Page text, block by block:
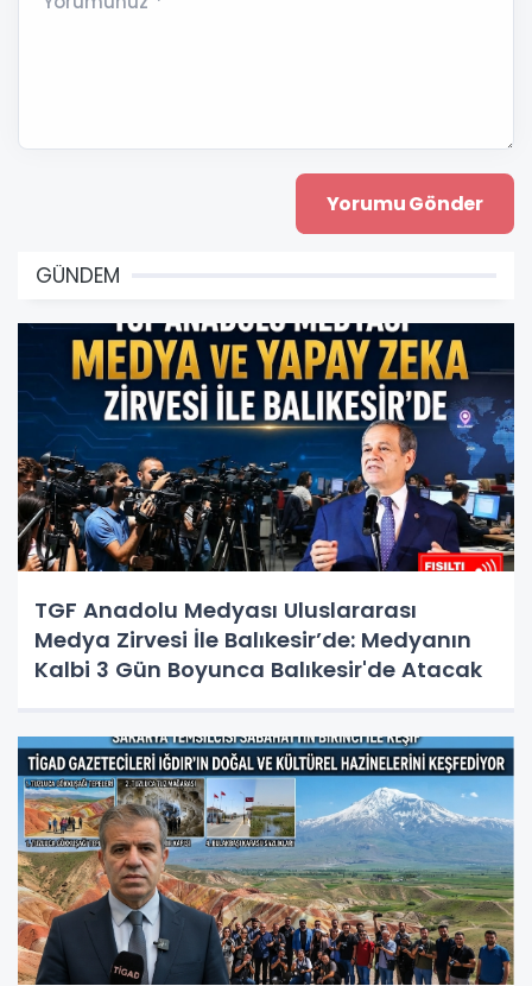
GÜNDEM
TGF Anadolu Medyası Uluslararası
Medya Zirvesi İle Balıkesir’de: Medyanın
Kalbi 3 Gün Boyunca Balıkesir'de Atacak